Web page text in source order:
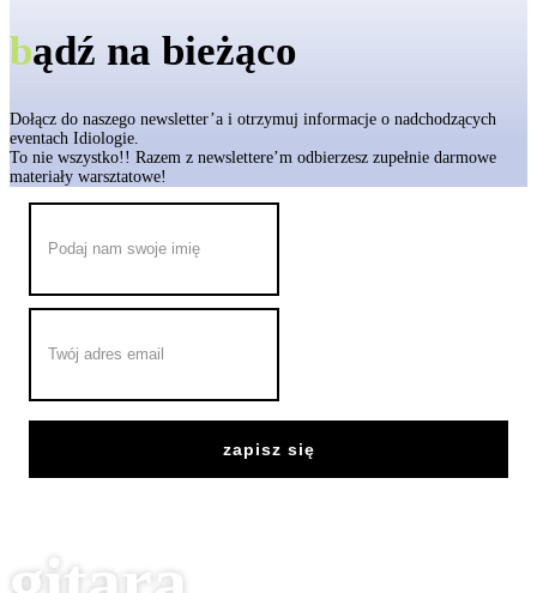
bądź na bieżąco
Dołącz do naszego newsletter’a i otrzymuj informacje o nadchodzących
eventach Idiologie.
To nie wszystko!! Razem z newslettere’m odbierzesz zupełnie darmowe
materiały warsztatowe!
zapisz się